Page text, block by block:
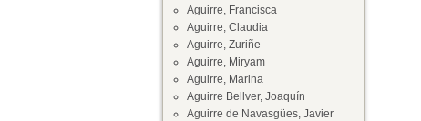
Aguirre, Francisca
Aguirre, Claudia
Aguirre, Zuriñe
Aguirre, Miryam
Aguirre, Marina
Aguirre Bellver, Joaquín
Aguirre de Navasgües, Javier